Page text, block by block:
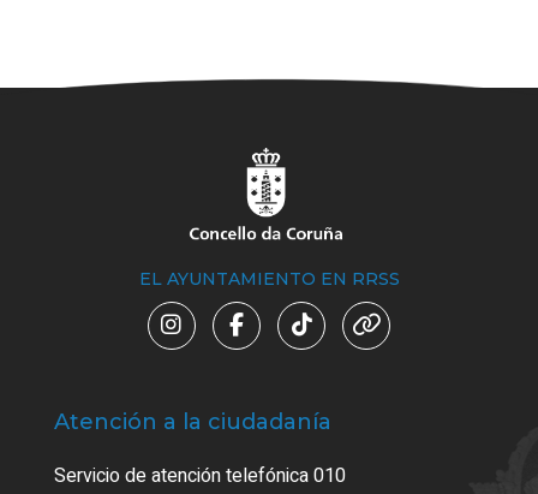
EL AYUNTAMIENTO EN RRSS
Atención a la ciudadanía
Servicio de atención telefónica 010